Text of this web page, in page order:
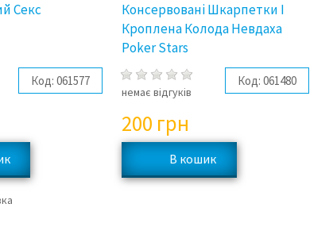
Секс
Код: 061577
Консервовані Шкарпетки І
Кроплена Колода Невдаха
Poker Stars
немає відгуків
Код: 061480
200 грн